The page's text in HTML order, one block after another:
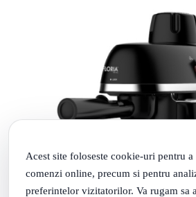
Acest site foloseste cookie-uri pentru a
comenzi online, precum si pentru
preferintelor vizitatorilor. Va rugam sa